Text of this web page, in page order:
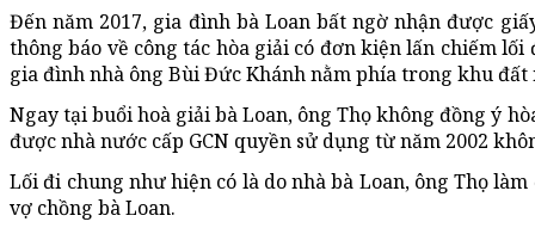
Đến năm 2017, gia đình bà Loan bất ngờ nhận được
thông báo về công tác hòa giải có đơn kiện lấn chiếm
gia đình nhà ông Bùi Đức Khánh nằm phía trong khu đất
Ngay tại buổi hoà giải bà Loan, ông Thọ không đồng ý
được nhà nước cấp GCN quyền sử dụng từ năm 2002
Lối đi chung như hiện có là do nhà bà Loan, ông Thọ
vợ chồng bà Loan.